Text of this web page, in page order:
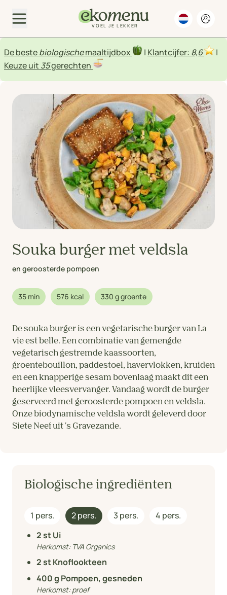
VOEL JE LEKKER
De bestebiologischemaaltijdbox | Klantcijfer: 8,6
|
Keuze uit 35gerechten
Souka burger met veldsla
en geroosterde pompoen
35 min 576 kcal 330 g groente
De souka burger is een vegetarische burger van La
vie est belle. Een combinatie van gemengde
vegetarisch gestremde kaassoorten,
groentebouillon, paddestoel, havervlokken, kruiden
en een knapperige sesam bovenlaag maakt dit een
heerlijke vleesvervanger. Vandaag wordt de burger
geserveerd met geroosterde pompoen en veldsla.
Onze biodynamische veldsla wordt geleverd door
Siete Neef uit 's Gravezande.
Biologische ingrediënten
1 pers. 2 pers. 3 pers.
4 pers.
2st Ui
Herkomst: TVA Organics
2st Knoflookteen
400g Pompoen, gesneden
Herkomst:proef